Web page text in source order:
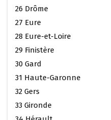
26 Drôme
27 Eure
28 Eure-et-Loire
29 Finistère
30 Gard
31 Haute-Garonne
32 Gers
33 Gironde